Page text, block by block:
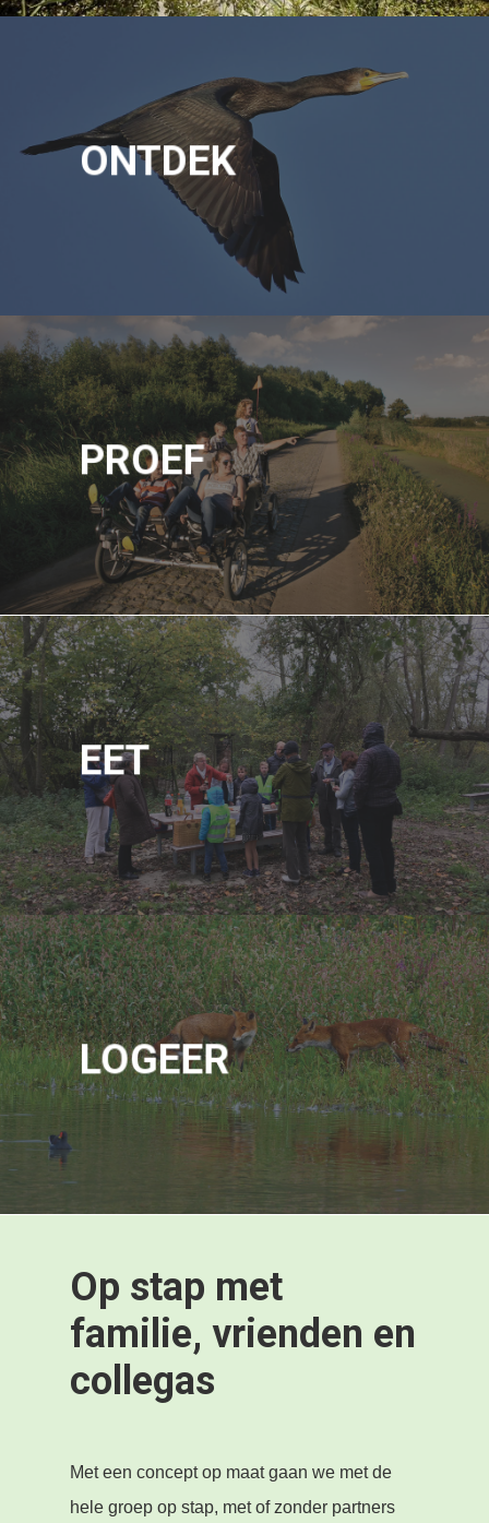
ONTDEK
PROEF
EET
LOGEER
Op stap met
familie, vrienden en
collegas
Met een concept op maat gaan we met de
hele groep op stap, met of zonder partners